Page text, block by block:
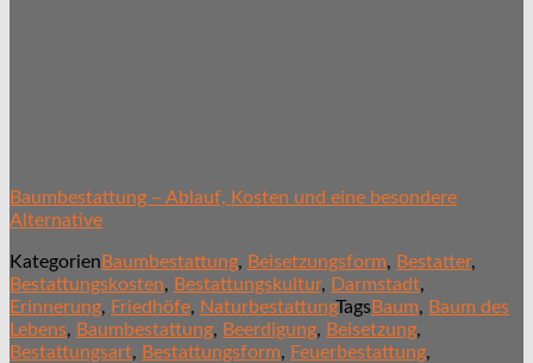
Baumbestattung – Ablauf, Kosten und eine besondere
Alternative
Kategorien Baumbestattung, Beisetzungsform, Bestatter,
Bestattungskosten, Bestattungskultur, Darmstadt,
Erinnerung, Friedhöfe, NaturbestattungTagsBaum, Baum des
Lebens, Baumbestattung, Beerdigung, Beisetzung,
Bestattungsart, Bestattungsform, Feuerbestattung,